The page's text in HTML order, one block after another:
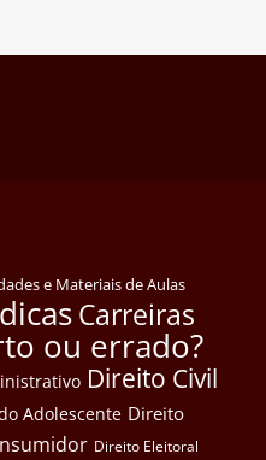
e Materiais de Aulas
Carreiras
ou errado?
Direito Civil
Adolescente Direito
Direito Eleitoral